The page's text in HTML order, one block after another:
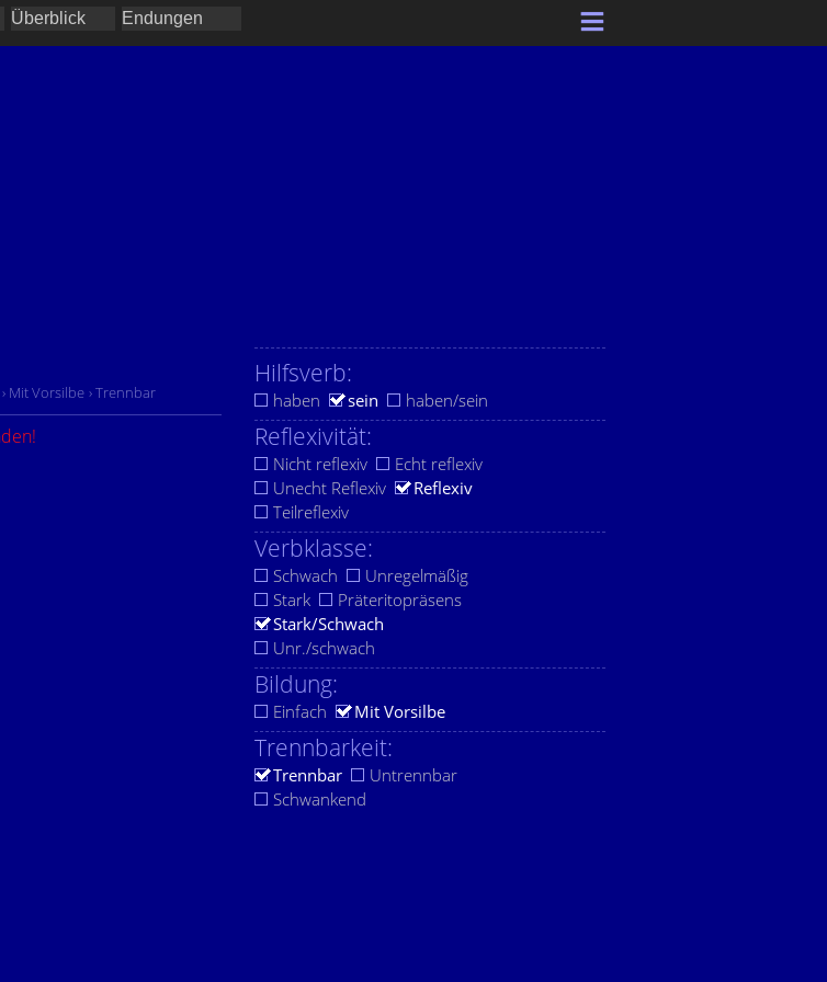
› Mit Vorsilbe › Trennbar
Hilfsverb:
haben sein haben/sein
Reflexivität:
Nicht reflexiv
Echt reflexiv
Unecht Reflexiv
Reflexiv
Teilreflexiv
Verbklasse:
Schwach
Unregelmäßig
Stark
Präteritopräsens
Stark/Schwach
Unr./schwach
Bildung:
Einfach Mit Vorsilbe
Trennbarkeit:
Trennbar
Untrennbar
Schwankend